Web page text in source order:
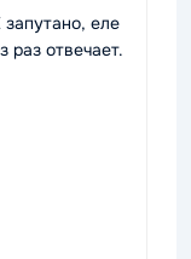
еле
раз отвечает.